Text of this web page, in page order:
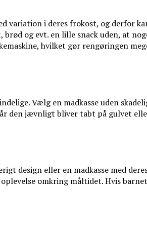
variation i deres frokost, og derfor
og evt. en lille snack uden, at
hvilket gør rengøringen
Vælg en madkasse uden
den jævnligt bliver tabt på gulvet
design eller en madkasse med
omkring måltidet. Hvis